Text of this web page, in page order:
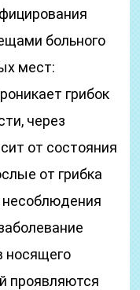
больного
мест:
грибок
через
от состояния
от грибка
носящего
проявляются